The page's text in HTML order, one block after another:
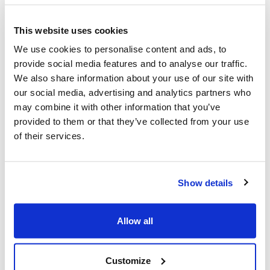
This website uses cookies
We use cookies to personalise content and ads, to
provide social media features and to analyse our traffic.
We also share information about your use of our site with
our social media, advertising and analytics partners who
may combine it with other information that you’ve
provided to them or that they’ve collected from your use
of their services.
Show details
Allow all
Customize
La police est invitée à protéger les juifs
Journée Al-Qods au Canada (National
Post, + Postmedia Syndication)
21 mars 2025
Les dirigeants juifs réagissent à la